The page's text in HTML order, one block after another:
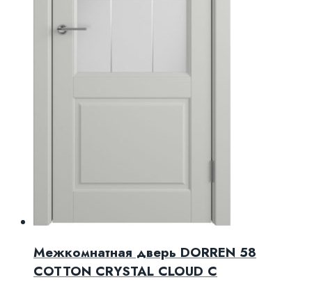
Межкомнатная дверь DORREN 58
COTTON CRYSTAL CLOUD C